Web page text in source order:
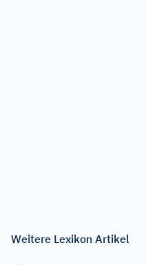
Weitere Lexikon Artikel